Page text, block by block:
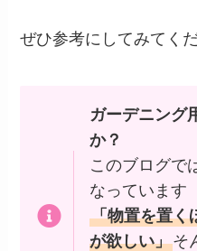
ぜひ参考にしてみてく
ガーデニング
か？
このブログで
なっています
「物置を置く
が欲しい」そ